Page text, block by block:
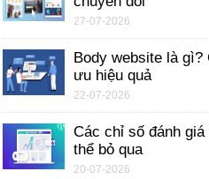
27-07-2026
Body website là gì?
ưu hiệu quả
22-07-2026
Các chỉ số đánh
thể bỏ qua
20-07-2026